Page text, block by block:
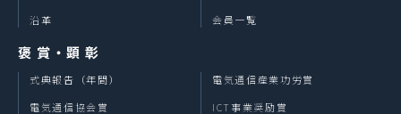
3.個人情報の提供
取得しました個人情報は、下記のいずれかに該当する場
・事前に同意をいただいた場合
・同意をいただいた利用目的の範囲内で、その目的の達
沿革
会員一覧
褒 賞・顕 彰
式典報告（年間）
電気通信協会賞
電気通信産業功労賞
ICT事業奨励賞